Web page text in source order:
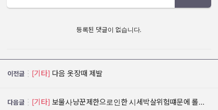
등록된 댓글이 없습니다.
이전글 [기타] 다음 옷장때 제발
다음글 [기타] 보물사냥꾼제한으로인한 시세박살위험떄문에 롤백부탁드립니다